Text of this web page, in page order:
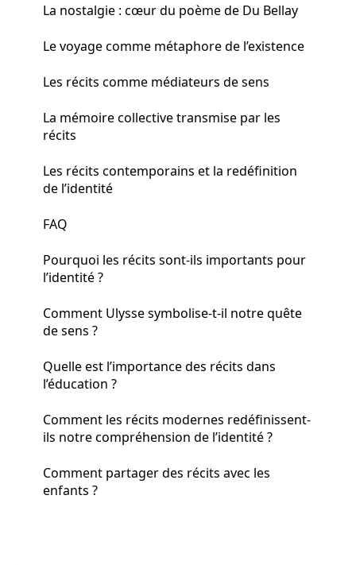
La nostalgie : cœur du poème de Du Bellay
Le voyage comme métaphore de l’existence
Les récits comme médiateurs de sens
La mémoire collective transmise par les
récits
Les récits contemporains et la redéfinition
de l’identité
FAQ
Pourquoi les récits sont-ils importants pour
l’identité ?
Comment Ulysse symbolise-t-il notre quête
de sens ?
Quelle est l’importance des récits dans
l’éducation ?
Comment les récits modernes redéfinissent-
ils notre compréhension de l’identité ?
Comment partager des récits avec les
enfants ?